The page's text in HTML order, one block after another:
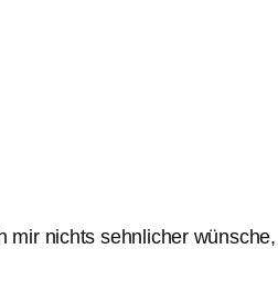
nichts sehnlicher